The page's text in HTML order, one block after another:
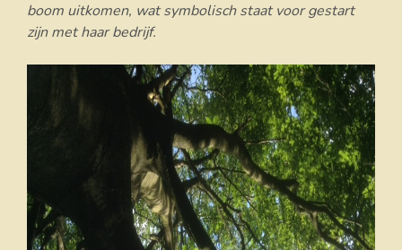
boom uitkomen, wat symbolisch staat voor gestart
zijn met haar bedrijf.